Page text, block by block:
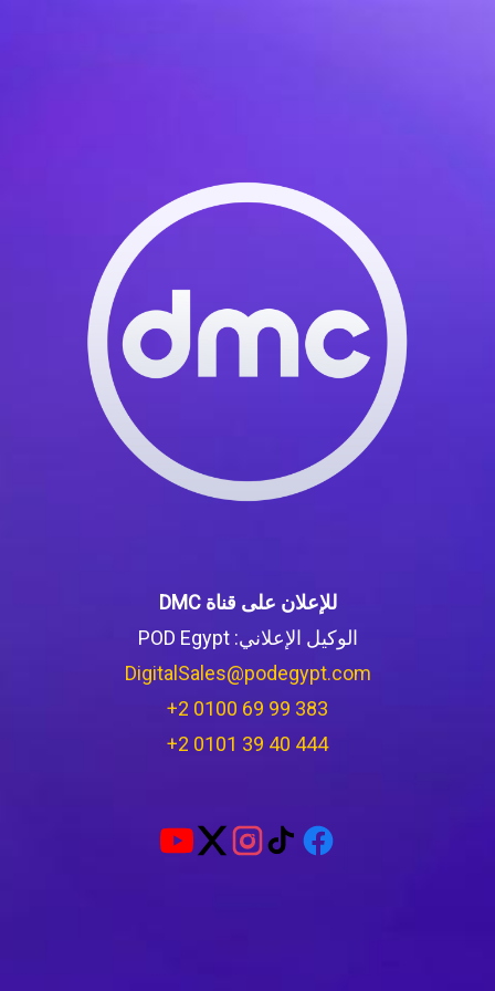
للإعلان على قناة DMC
الوكيل الإعلاني: POD Egypt
DigitalSales@podegypt.com
‪+2 0100 69 99 383‬
‪+2 0101 39 40 444‬